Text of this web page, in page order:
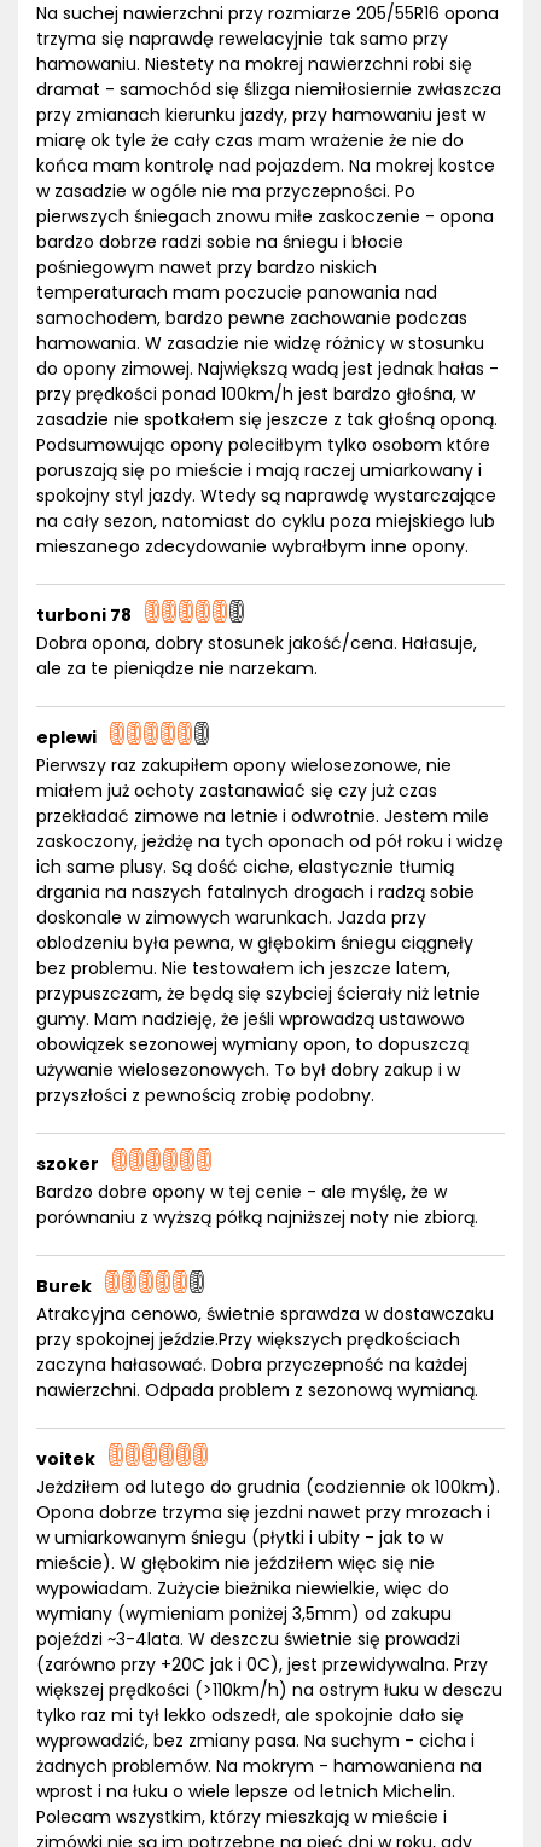
Na suchej nawierzchni przy rozmiarze 205/55R16 opona
trzyma się naprawdę rewelacyjnie tak samo przy
hamowaniu. Niestety na mokrej nawierzchni robi się
dramat - samochód się ślizga niemiłosiernie zwłaszcza
przy zmianach kierunku jazdy, przy hamowaniu jest w
miarę ok tyle że cały czas mam wrażenie że nie do
końca mam kontrolę nad pojazdem. Na mokrej kostce
w zasadzie w ogóle nie ma przyczepności. Po
pierwszych śniegach znowu miłe zaskoczenie - opona
bardzo dobrze radzi sobie na śniegu i błocie
pośniegowym nawet przy bardzo niskich
temperaturach mam poczucie panowania nad
samochodem, bardzo pewne zachowanie podczas
hamowania. W zasadzie nie widzę różnicy w stosunku
do opony zimowej. Największą wadą jest jednak hałas -
przy prędkości ponad 100km/h jest bardzo głośna, w
zasadzie nie spotkałem się jeszcze z tak głośną oponą.
Podsumowując opony poleciłbym tylko osobom które
poruszają się po mieście i mają raczej umiarkowany i
spokojny styl jazdy. Wtedy są naprawdę wystarczające
na cały sezon, natomiast do cyklu poza miejskiego lub
mieszanego zdecydowanie wybrałbym inne opony.
turboni 78
Dobra opona, dobry stosunek jakość/cena. Hałasuje,
ale za te pieniądze nie narzekam.
eplewi
Pierwszy raz zakupiłem opony wielosezonowe, nie
miałem już ochoty zastanawiać się czy już czas
przekładać zimowe na letnie i odwrotnie. Jestem mile
zaskoczony, jeżdżę na tych oponach od pół roku i widzę
ich same plusy. Są dość ciche, elastycznie tłumią
drgania na naszych fatalnych drogach i radzą sobie
doskonale w zimowych warunkach. Jazda przy
oblodzeniu była pewna, w głębokim śniegu ciągneły
bez problemu. Nie testowałem ich jeszcze latem,
przypuszczam, że będą się szybciej ścierały niż letnie
gumy. Mam nadzieję, że jeśli wprowadzą ustawowo
obowiązek sezonowej wymiany opon, to dopuszczą
używanie wielosezonowych. To był dobry zakup i w
przyszłości z pewnością zrobię podobny.
szoker
Bardzo dobre opony w tej cenie - ale myślę, że w
porównaniu z wyższą półką najniższej noty nie zbiorą.
Burek
Atrakcyjna cenowo, świetnie sprawdza w dostawczaku
przy spokojnej jeździe.Przy większych prędkościach
zaczyna hałasować. Dobra przyczepność na każdej
nawierzchni. Odpada problem z sezonową wymianą.
voitek
Jeżdziłem od lutego do grudnia (codziennie ok 100km).
Opona dobrze trzyma się jezdni nawet przy mrozach i
w umiarkowanym śniegu (płytki i ubity - jak to w
mieście). W głębokim nie jeździłem więc się nie
wypowiadam. Zużycie bieżnika niewielkie, więc do
wymiany (wymieniam poniżej 3,5mm) od zakupu
pojeździ ~3-4lata. W deszczu świetnie się prowadzi
(zarówno przy +20C jak i 0C), jest przewidywalna. Przy
większej prędkości (>110km/h) na ostrym łuku w desczu
tylko raz mi tył lekko odszedł, ale spokojnie dało się
wyprowadzić, bez zmiany pasa. Na suchym - cicha i
żadnych problemów. Na mokrym - hamowaniena na
wprost i na łuku o wiele lepsze od letnich Michelin.
Polecam wszystkim, którzy mieszkają w mieście i
zimówki nie są im potrzebne na pięć dni w roku, gdy